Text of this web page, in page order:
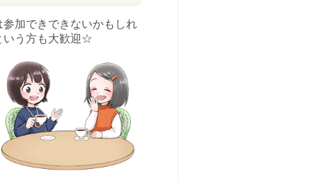
加できできないかもしれ
いう方も大歓迎☆